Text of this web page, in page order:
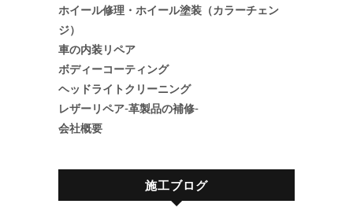
ホイール修理・ホイール塗装（カラーチェン
ジ）
車の内装リペア
ボディーコーティング
ヘッドライトクリーニング
レザーリペア-革製品の補修-
会社概要
施工ブログ